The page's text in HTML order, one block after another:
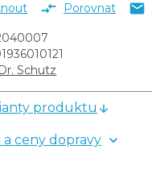
Porovnat
Dr. Schutz
produktu
a ceny dopravy